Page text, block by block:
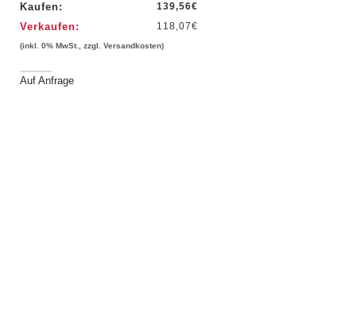
Kaufen: 139,56€
Verkaufen: 118,07€
(inkl. 0% MwSt., zzgl. Versandkosten)
Auf Anfrage